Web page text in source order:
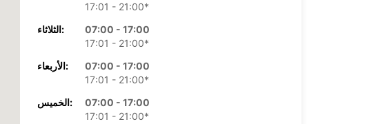
17:01 - 21:00*
الثلاثاء:
07:00 - 17:00
17:01 - 21:00*
الأربعاء:
07:00 - 17:00
17:01 - 21:00*
الخميس:
07:00 - 17:00
17:01 - 21:00*